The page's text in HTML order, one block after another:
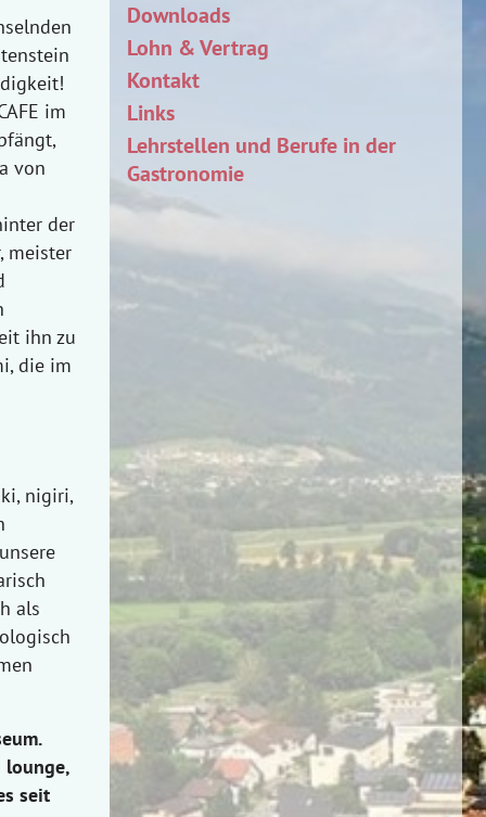
im
von
der
meister
ihn zu
die im
nigiri,
als
lounge,
seit
Downloads
Lohn & Vertrag
Kontakt
Links
Lehrstellen und Berufe in der
Gastronomie